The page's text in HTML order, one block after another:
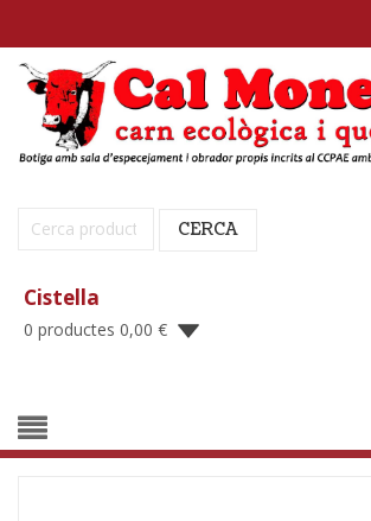
Cerca: CERCA
Cistella
0 productes 0,00 €